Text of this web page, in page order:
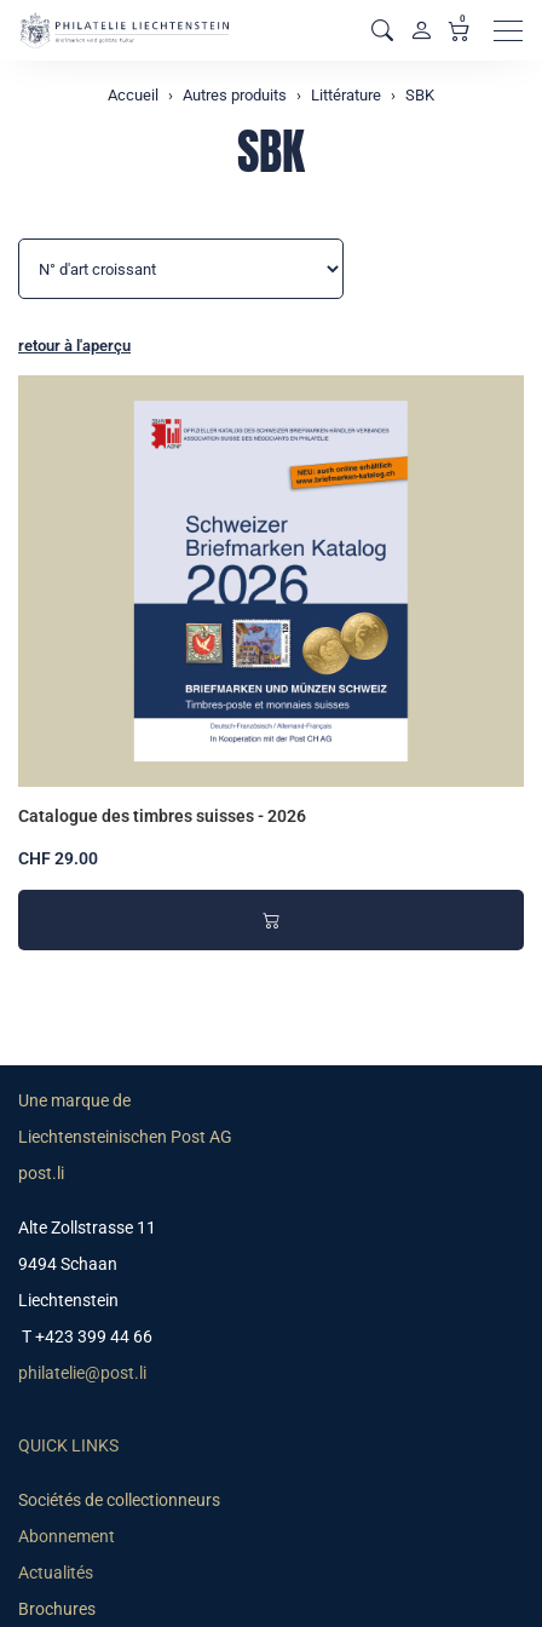
0
Accueil Autres produits Littérature SBK
SBK
retour à l'aperçu
Catalogue des timbres suisses - 2026
CHF 29.00
Une marque de
Liechtensteinischen Post AG
post.li
Alte Zollstrasse 11
9494 Schaan
Liechtenstein
T +423 399 44 66
philatelie@post.li
QUICK LINKS
Sociétés de collectionneurs
Abonnement
Actualités
Brochures